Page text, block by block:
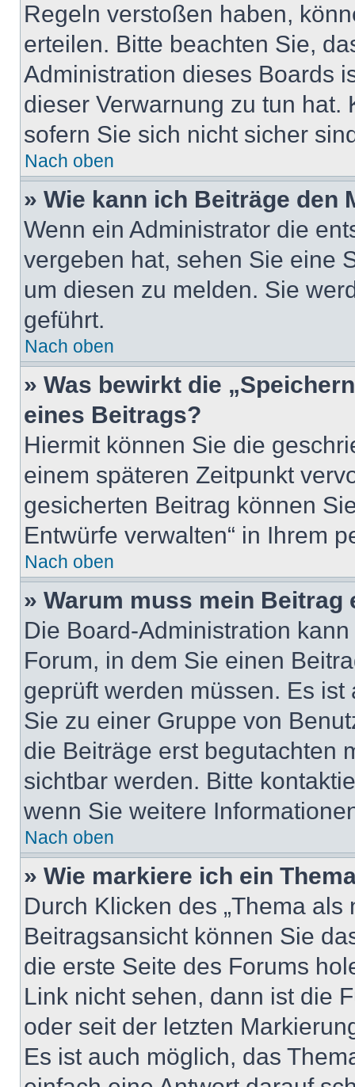
Regeln verstoßen haben,
erteilen. Bitte beachten Sie,
Administration dieses Boards
dieser Verwarnung zu tun hat.
sofern Sie sich nicht sicher
Nach oben
» Wie kann ich Beiträge den
Wenn ein Administrator die
vergeben hat, sehen Sie eine
um diesen zu melden. Sie
geführt.
Nach oben
» Was bewirkt die
eines Beitrags?
Hiermit können Sie die
einem späteren Zeitpunkt
gesicherten Beitrag können
Entwürfe verwalten“ in Ihrem
Nach oben
» Warum muss mein
Die Board-Administration
Forum, in dem Sie einen
geprüft werden müssen. Es
Sie zu einer Gruppe von
die Beiträge erst begutachten
sichtbar werden. Bitte
wenn Sie weitere
Nach oben
» Wie markiere ich ein
Durch Klicken des „Thema
Beitragsansicht können Sie
die erste Seite des Forums
Link nicht sehen, dann ist die
oder seit der letzten
Es ist auch möglich, das